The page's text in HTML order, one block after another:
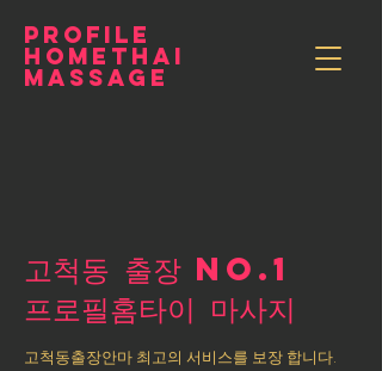
PROFILE
HOMETHAI
MASSAGE
고척동 출장 NO.1
​프로필홈타이 마사지
고척동출장안마 최고의 서비스를 보장 합니다.